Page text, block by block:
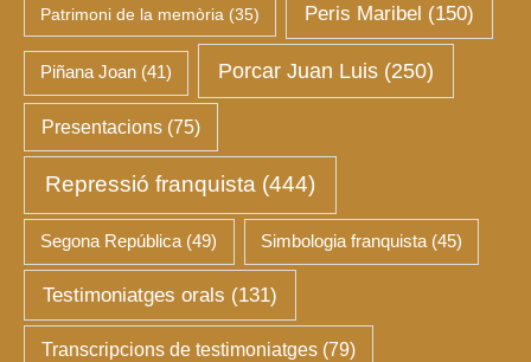
Patrimoni de la memòria (35) Peris Maribel (150)
Piñana Joan (41) Porcar Juan Luis (250)
Presentacions (75)
Repressió franquista(444)
Segona República (49) Simbologia franquista (45)
Testimoniatges orals (131)
Transcripcions de testimoniatges (79)